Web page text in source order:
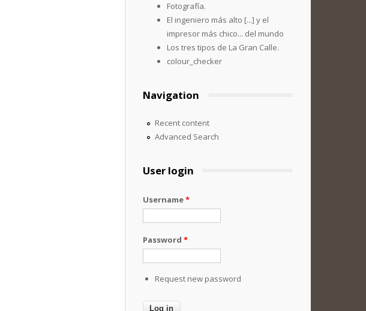
Fotografía.
El ingeniero más alto [...] y el
impresor más chico... del mundo
Los tres tipos de La Gran Calle.
colour_checker
Navigation
Recent content
Advanced Search
User login
Username*
Password *
Request new password